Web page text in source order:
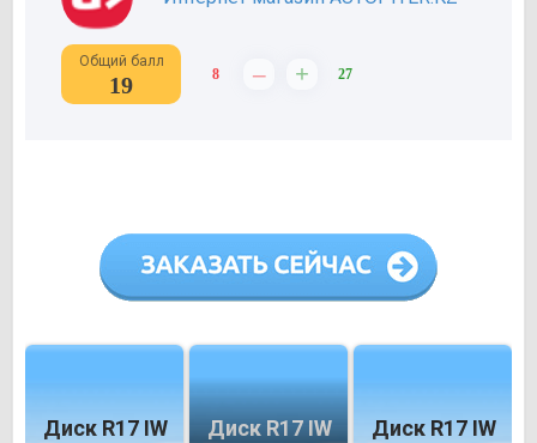
Общий балл
19 8 – + 27
Диск R17 IW
Диск R17 IW
Диск R17 IW